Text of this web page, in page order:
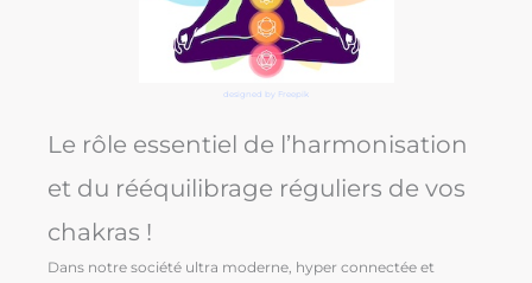
designed by Freepik
Le rôle essentiel de l’harmonisation
et du rééquilibrage réguliers de vos
chakras !
Dans notre société ultra moderne, hyper connectée et